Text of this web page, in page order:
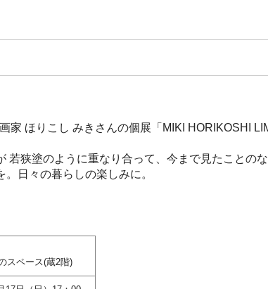
家 ほりこし みきさんの個展「MIKI HORIKOSHI
若狭塗のように重なり合って、今まで見たことの
日々の暮らしの楽しみに。
スペース(蔵2階)